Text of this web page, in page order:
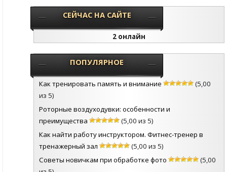
СЕЙЧАС НА САЙТЕ
2 онлайн
ПОПУЛЯРНОЕ
Как тренировать память и внимание
(5,00
из 5)
Роторные воздуходувки: особенности и
преимущества
(5,00 из 5)
Как найти работу инструктором. Фитнес-тренер в
тренажерный зал
(5,00 из 5)
Советы новичкам при обработке фото
(5,00